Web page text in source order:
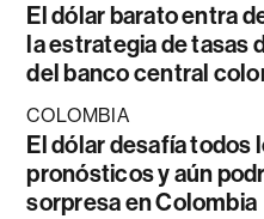
El dólar barato entra
la estrategia de tasas
del banco central
COLOMBIA
El dólar desafía todos
pronósticos y aún
sorpresa en Colombia